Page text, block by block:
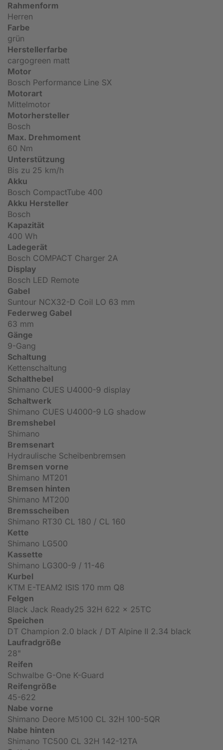
Rahmenform
Herren
Farbe
grün
Herstellerfarbe
cargogreen matt
Motor
Bosch Performance Line SX
Motorart
Mittelmotor
Motorhersteller
Bosch
Max. Drehmoment
60 Nm
Unterstützung
Bis zu 25 km/h
Akku
Bosch CompactTube 400
Akku Hersteller
Bosch
Kapazität
400 Wh
Ladegerät
Bosch COMPACT Charger 2A
Display
Bosch LED Remote
Gabel
Suntour NCX32-D Coil LO 63 mm
Federweg Gabel
63 mm
Gänge
9-Gang
Schaltung
Kettenschaltung
Schalthebel
Shimano CUES U4000-9 display
Schaltwerk
Shimano CUES U4000-9 LG shadow
Bremshebel
Shimano
Bremsenart
Hydraulische Scheibenbremsen
Bremsen vorne
Shimano MT201
Bremsen hinten
Shimano MT200
Bremsscheiben
Shimano RT30 CL 180 / CL 160
Kette
Shimano LG500
Kassette
Shimano LG300-9 / 11-46
Kurbel
KTM E-TEAM2 ISIS 170 mm Q8
Felgen
Black Jack Ready25 32H 622 x 25TC
Speichen
DT Champion 2.0 black / DT Alpine II 2.34 black
Laufradgröße
28"
Reifen
Schwalbe G-One K-Guard
Reifengröße
45-622
Nabe vorne
Shimano Deore M5100 CL 32H 100-5QR
Nabe hinten
Shimano TC500 CL 32H 142-12TA